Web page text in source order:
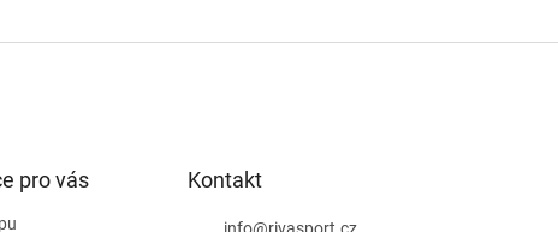
v
pro vás Kontakt